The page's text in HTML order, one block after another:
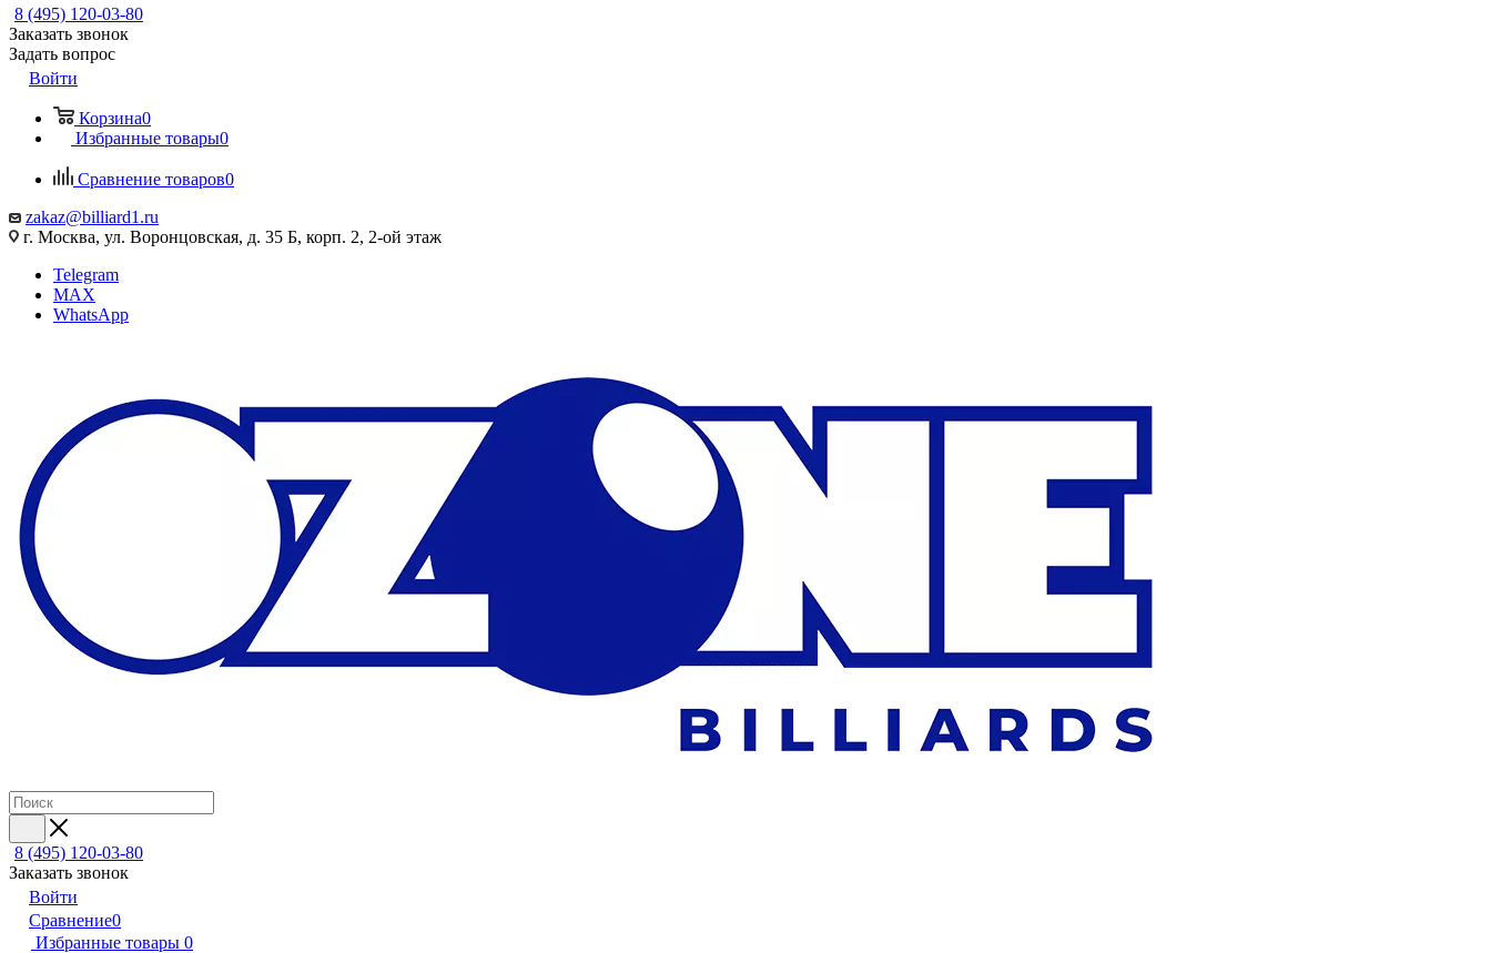
8 (495) 120-03-80
Заказать звонок
Задать вопрос
Войти
Корзина0
Избранные товары0
Сравнение товаров0
zakaz@billiard1.ru
г. Москва, ул. Воронцовская, д. 35 Б, корп. 2, 2-ой этаж
Telegram
MAX
WhatsApp
8 (495) 120-03-80
Заказать звонок
Войти
Сравнение0
Избранные товары 0